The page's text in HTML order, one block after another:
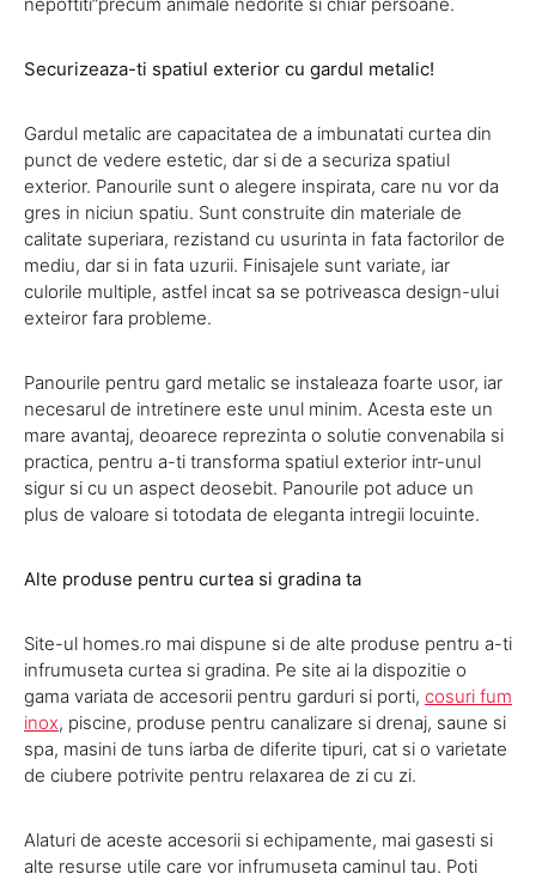
nepoftiti”precum animale nedorite si chiar persoane.
Securizeaza-ti spatiul exterior cu gardul metalic!
Gardul metalic are capacitatea de a imbunatati curtea din
punct de vedere estetic, dar si de a securiza spatiul
exterior. Panourile sunt o alegere inspirata, care nu vor da
gres in niciun spatiu. Sunt construite din materiale de
calitate superiara, rezistand cu usurinta in fata factorilor de
mediu, dar si in fata uzurii. Finisajele sunt variate, iar
culorile multiple, astfel incat sa se potriveasca design-ului
exteiror fara probleme.
Panourile pentru gard metalic se instaleaza foarte usor, iar
necesarul de intretinere este unul minim. Acesta este un
mare avantaj, deoarece reprezinta o solutie convenabila si
practica, pentru a-ti transforma spatiul exterior intr-unul
sigur si cu un aspect deosebit. Panourile pot aduce un
plus de valoare si totodata de eleganta intregii locuinte.
Alte produse pentru curtea si gradina ta
Site-ul homes.ro mai dispune si de alte produse pentru a-ti
infrumuseta curtea si gradina. Pe site ai la dispozitie o
gama variata de accesorii pentru garduri si porti, cosuri fum
inox, piscine, produse pentru canalizare si drenaj, saune si
spa, masini de tuns iarba de diferite tipuri, cat si o varietate
de ciubere potrivite pentru relaxarea de zi cu zi.
Alaturi de aceste accesorii si echipamente, mai gasesti si
alte resurse utile care vor infrumuseta caminul tau. Poti